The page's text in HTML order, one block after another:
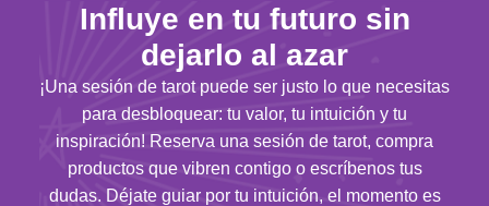
Influye en tu futuro sin
dejarlo al azar
¡Una sesión de tarot puede ser justo lo que necesitas
para desbloquear: tu valor, tu intuición y tu
inspiración! Reserva una sesión de tarot, compra
productos que vibren contigo o escríbenos tus
dudas. Déjate guiar por tu intuición, el momento es